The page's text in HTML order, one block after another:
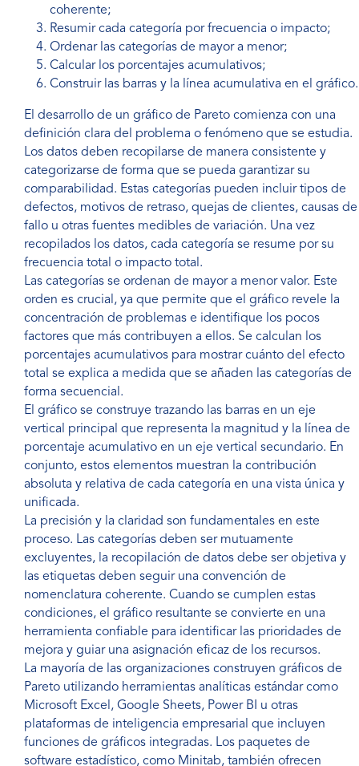
coherente;
Resumir cada categoría por frecuencia o impacto;
Ordenar las categorías de mayor a menor;
Calcular los porcentajes acumulativos;
Construir las barras y la línea acumulativa en el gráfico.
El desarrollo de un gráfico de Pareto comienza con una
definición clara del problema o fenómeno que se estudia.
Los datos deben recopilarse de manera consistente y
categorizarse de forma que se pueda garantizar su
comparabilidad. Estas categorías pueden incluir tipos de
defectos, motivos de retraso, quejas de clientes, causas de
fallo u otras fuentes medibles de variación. Una vez
recopilados los datos, cada categoría se resume por su
frecuencia total o impacto total.
Las categorías se ordenan de mayor a menor valor. Este
orden es crucial, ya que permite que el gráfico revele la
concentración de problemas e identifique los pocos
factores que más contribuyen a ellos. Se calculan los
porcentajes acumulativos para mostrar cuánto del efecto
total se explica a medida que se añaden las categorías de
forma secuencial.
El gráfico se construye trazando las barras en un eje
vertical principal que representa la magnitud y la línea de
porcentaje acumulativo en un eje vertical secundario. En
conjunto, estos elementos muestran la contribución
absoluta y relativa de cada categoría en una vista única y
unificada.
La precisión y la claridad son fundamentales en este
proceso. Las categorías deben ser mutuamente
excluyentes, la recopilación de datos debe ser objetiva y
las etiquetas deben seguir una convención de
nomenclatura coherente. Cuando se cumplen estas
condiciones, el gráfico resultante se convierte en una
herramienta confiable para identificar las prioridades de
mejora y guiar una asignación eficaz de los recursos.
La mayoría de las organizaciones construyen gráficos de
Pareto utilizando herramientas analíticas estándar como
Microsoft Excel, Google Sheets, Power BI u otras
plataformas de inteligencia empresarial que incluyen
funciones de gráficos integradas. Los paquetes de
software estadístico, como Minitab, también ofrecen